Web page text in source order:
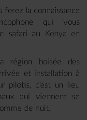
la connaissance
qui vous
safari au Kenya en
région boisée des
et installation à
pilotis, c’est un lieu
qui viennent se
de nuit.